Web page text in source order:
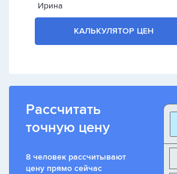
Ирина
КАЛЬКУЛЯТОР ЦЕН
Рассчитать
точную цену
8 человек рассчитывают
цену прямо сейчас